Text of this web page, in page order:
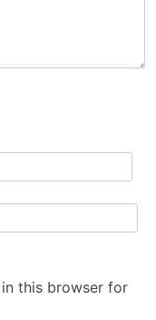
this browser for